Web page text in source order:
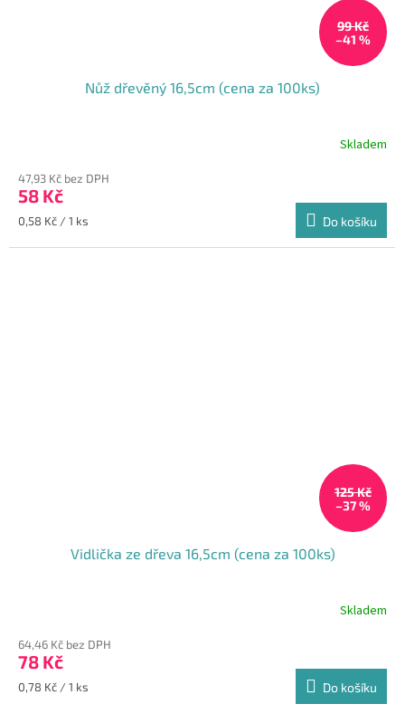
99 Kč
–41 %
Nůž dřevěný 16,5cm (cena za 100ks)
Skladem
47,93 Kč bez DPH
58 Kč
Měrná
0,58 Kč / 1 ks Do košíku
125 Kč
–37 %
Vidlička ze dřeva 16,5cm (cena za 100ks)
produktu
je
5,0
Skladem
64,46 Kč bez DPH
78 Kč
Měrná
0,78 Kč / 1 ks Do košíku